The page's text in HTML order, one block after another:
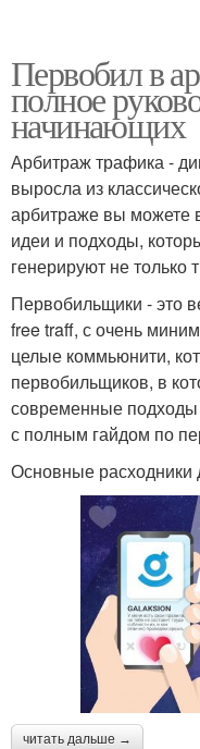
Первобил в
полное
начинающих
Арбитраж трафика -
выросла из
арбитраже вы можете
идеи и подходы,
генерируют не только
Первобильщики - это
free traff, с очень
целые коммьюнити,
первобильщиков, в
современные подходы
с полным гайдом по
Основные расходники
читать дальше →